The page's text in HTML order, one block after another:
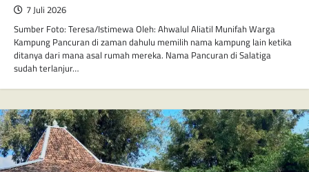
7 Juli 2026
Sumber Foto: Teresa/Istimewa Oleh: Ahwalul Aliatil Munifah Warga
Kampung Pancuran di zaman dahulu memilih nama kampung lain ketika
ditanya dari mana asal rumah mereka. Nama Pancuran di Salatiga
sudah terlanjur…